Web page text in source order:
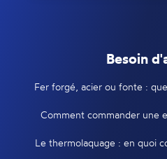
Besoin
Fer forgé, acier ou fonte :
Comment commander une
Le thermolaquage : en quoi